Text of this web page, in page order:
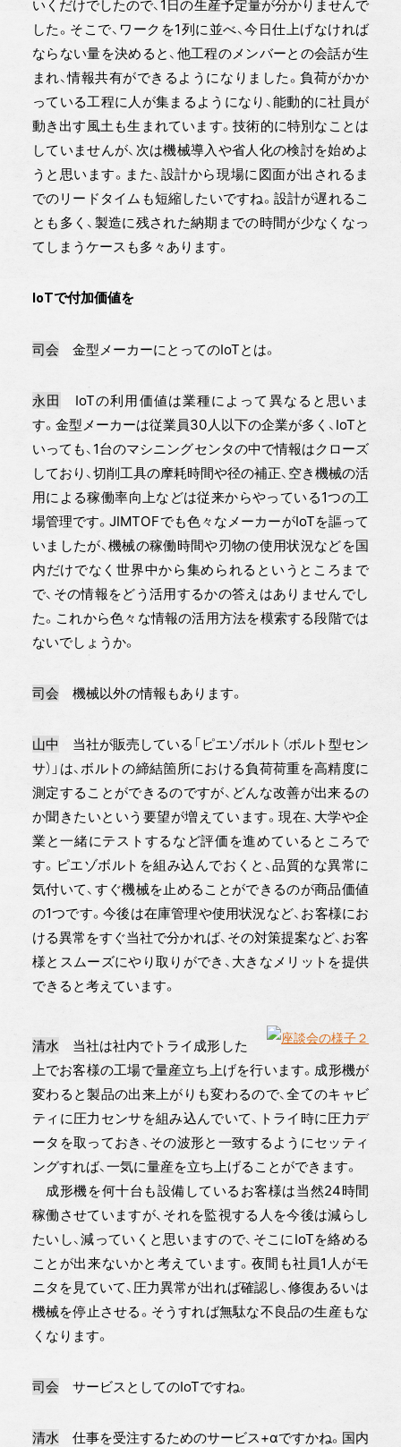
いくだけでしたので、1日の生産予定量が分かりませんで
した。そこで、ワークを1列に並べ、今日仕上げなければ
ならない量を決めると、他工程のメンバーとの会話が生
まれ、情報共有ができるようになりました。負荷がかか
っている工程に人が集まるようになり、能動的に社員が
動き出す風土も生まれています。技術的に特別なことは
していませんが、次は機械導入や省人化の検討を始めよ
うと思います。また、設計から現場に図面が出されるま
でのリードタイムも短縮したいですね。設計が遅れるこ
とも多く、製造に残された納期までの時間が少なくなっ
てしまうケースも多々あります。
IoTで付加価値を
司会 金型メーカーにとってのIoTとは。
永田
IoTの利用価値は業種によって異なると思いま
す。金型メーカーは従業員30人以下の企業が多く、IoTと
いっても、1台のマシニングセンタの中で情報はクローズ
しており、切削工具の摩耗時間や径の補正、空き機械の活
用による稼働率向上などは従来からやっている1つの工
場管理です。JIMTOFでも色々なメーカーがIoTを謳って
いましたが、機械の稼働時間や刃物の使用状況などを国
内だけでなく世界中から集められるというところまで
で、その情報をどう活用するかの答えはありませんでし
た。これから色々な情報の活用方法を模索する段階では
ないでしょうか。
司会 機械以外の情報もあります。
山中
当社が販売している「ピエゾボルト（ボルト型セン
サ）」は、ボルトの締結箇所における負荷荷重を高精度に
測定することができるのですが、どんな改善が出来るの
か聞きたいという要望が増えています。現在、大学や企
業と一緒にテストするなど評価を進めているところで
す。ピエゾボルトを組み込んでおくと、品質的な異常に
気付いて、すぐ機械を止めることができるのが商品価値
の1つです。今後は在庫管理や使用状況など、お客様にお
ける異常をすぐ当社で分かれば、その対策提案など、お客
様とスムーズにやり取りができ、大きなメリットを提供
できると考えています。
清水 当社は社内でトライ成形した
上でお客様の工場で量産立ち上げを行います。成形機が
変わると製品の出来上がりも変わるので、全てのキャビ
ティに圧力センサを組み込んでいて、トライ時に圧力デ
ータを取っておき、その波形と一致するようにセッティ
ングすれば、一気に量産を立ち上げることができます。
成形機を何十台も設備しているお客様は当然24時間
稼働させていますが、それを監視する人を今後は減らし
たいし、減っていくと思いますので、そこにIoTを絡める
ことが出来ないかと考えています。夜間も社員1人がモ
ニタを見ていて、圧力異常が出れば確認し、修復あるいは
機械を停止させる。そうすれば無駄な不良品の生産もな
くなります。
司会 サービスとしてのIoTですね。
清水 仕事を受注するためのサービス+αですかね。国内